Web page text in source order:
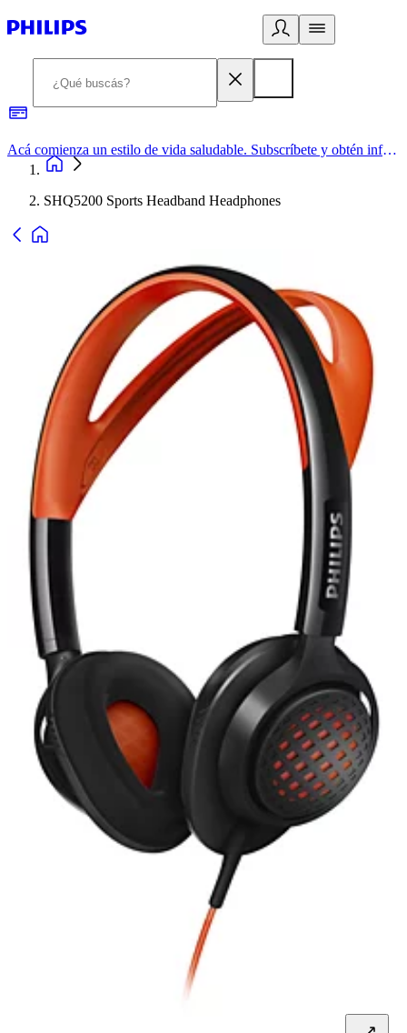
Acá comienza un estilo de vida saludable. Subscríbete y obtén información de primera mano
SHQ5200 Sports Headband Headphones